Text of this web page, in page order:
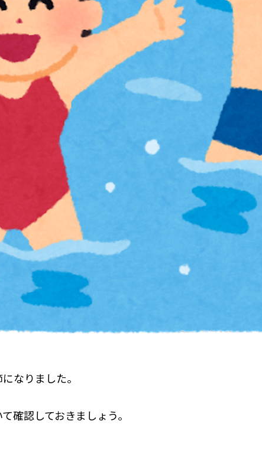
なりました。
確認しておきましょう。